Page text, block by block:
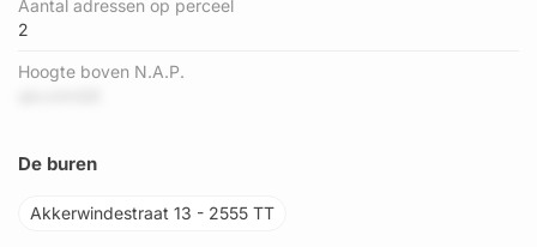
Aantal adressen op perceel
2
Hoogte boven N.A.P.
De buren
Akkerwindestraat 13 - 2555 TT